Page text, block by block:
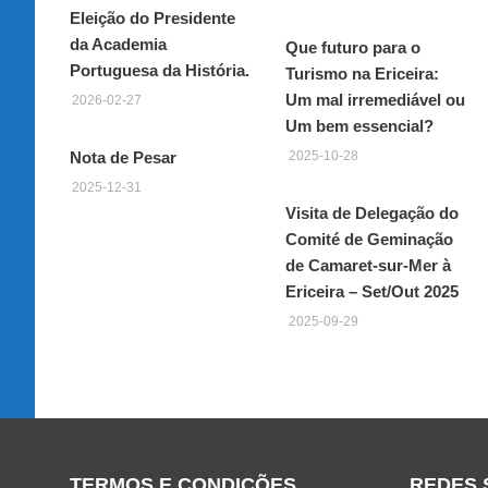
Eleição do Presidente
da Academia
Portuguesa da História.
2026-02-27
Nota de Pesar
2025-12-31
Que futuro para o
Turismo na Ericeira:
Um mal irremediável ou
Um bem essencial?
2025-10-28
Visita de Delegação do
Comité de Geminação
de Camaret-sur-Mer à
Ericeira – Set/Out 2025
2025-09-29